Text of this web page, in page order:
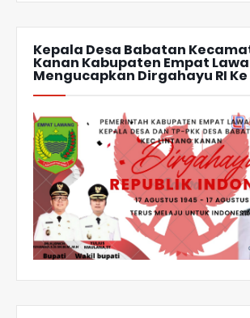
Kepala Desa Babatan
Kanan Kabupaten Empat
Mengucapkan Dirgahayu RI Ke